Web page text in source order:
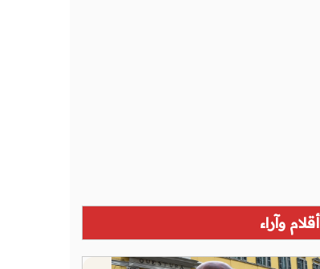
أقلام وآراء